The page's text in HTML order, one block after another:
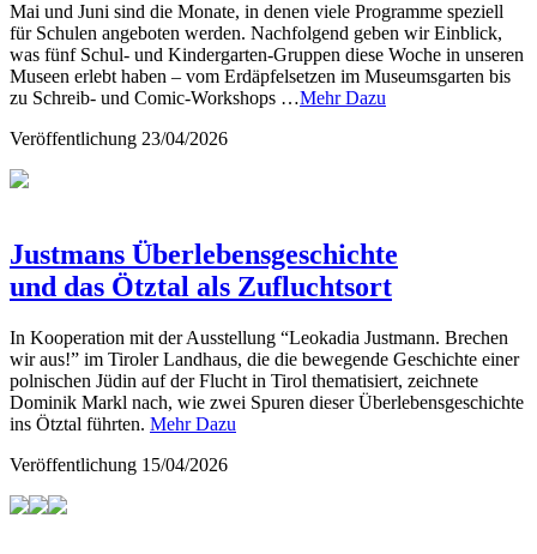
Mai und Juni sind die Monate, in denen viele Programme speziell
für Schulen angeboten werden. Nachfolgend geben wir Einblick,
was fünf Schul- und Kindergarten-Gruppen diese Woche in unseren
Museen erlebt haben – vom Erdäpfelsetzen im Museumsgarten bis
zu Schreib- und Comic-Workshops …Mehr Dazu
Veröffentlichung 23/04/2026
Justmans Überlebensgeschichte
und das Ötztal als Zufluchtsort
In Kooperation mit der Ausstellung “Leokadia Justmann. Brechen
wir aus!” im Tiroler Landhaus, die die bewegende Geschichte einer
polnischen Jüdin auf der Flucht in Tirol thematisiert, zeichnete
Dominik Markl nach, wie zwei Spuren dieser Überlebensgeschichte
ins Ötztal führten. Mehr Dazu
Veröffentlichung 15/04/2026